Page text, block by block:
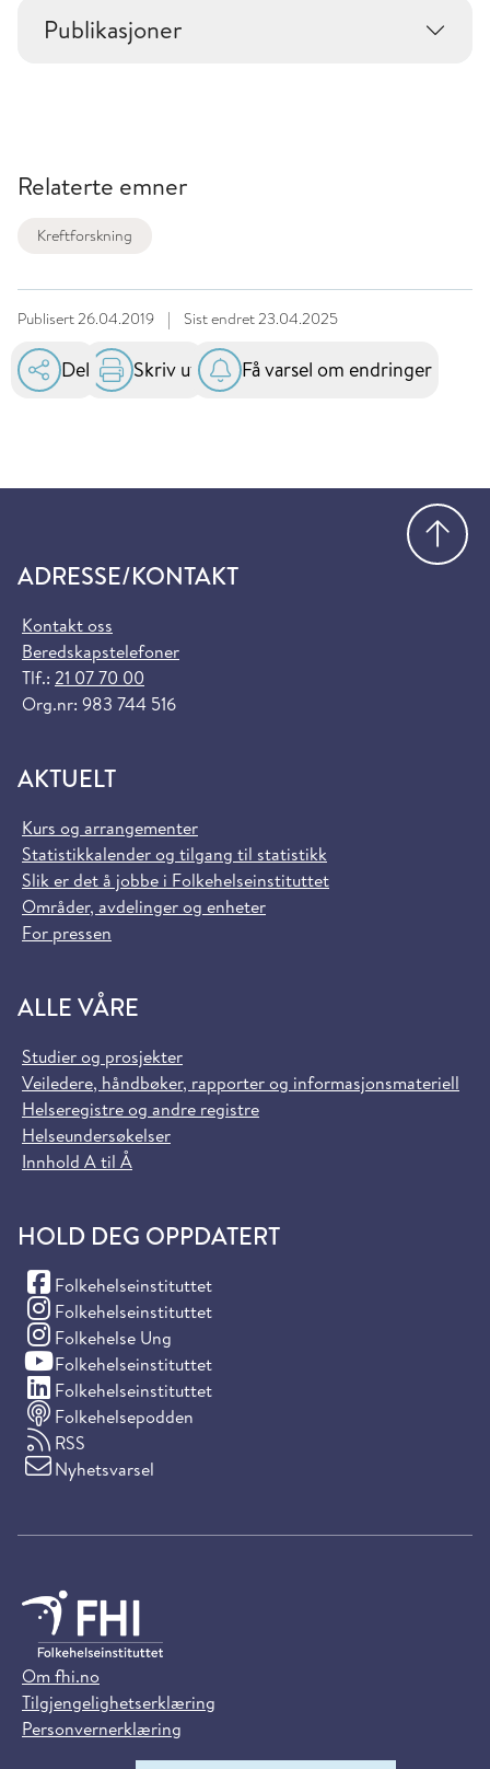
Publikasjoner
Relaterte emner
Kreftforskning
Publisert26.04.2019 | Sist endret23.04.2025
Del Skriv ut Få varsel om endringer
ADRESSE/KONTAKT
Kontakt oss
Beredskapstelefoner
Tlf.: 21 07 70 00
Org.nr: 983 744 516
AKTUELT
Kurs og arrangementer
Statistikkalender og tilgang til statistikk
Slik er det å jobbe i Folkehelseinstituttet
Områder, avdelinger og enheter
For pressen
ALLE VÅRE
Studier og prosjekter
Veiledere, håndbøker, rapporter og informasjonsmateriell
Helseregistre og andre registre
Helseundersøkelser
Innhold A til Å
HOLD DEG OPPDATERT
Folkehelseinstituttet
(Facebook)
Folkehelseinstituttet
(Instagram)
Folkehelse Ung
(Instagram)
Folkehelseinstituttet
(YouTube)
Folkehelseinstituttet
(LinkedIn)
Folkehelsepodden
RSS
Nyhetsvarsel
Om fhi.no
Tilgjengelighetserklæring
Personvernerklæring